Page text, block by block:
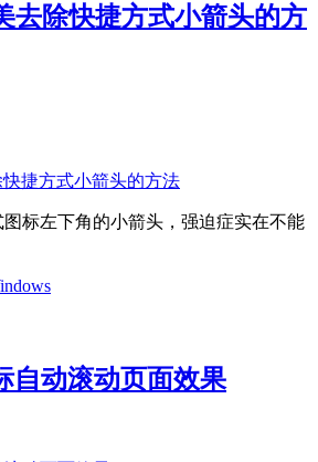
去除快捷方式小箭头的方
图标左下角的小箭头，强迫症实在不能
自动滚动页面效果